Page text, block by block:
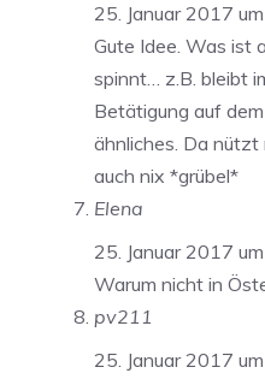
25. Januar 2017
Gute Idee. Was ist
spinnt… z.B. bleibt
Betätigung auf
ähnliches. Da nützt
auch nix *grübel*
Elena
25. Januar 2017
Warum nicht in
pv211
25. Januar 2017